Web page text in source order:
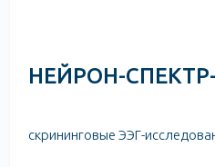
НЕЙРОН-
скрининговые ЭЭГ-